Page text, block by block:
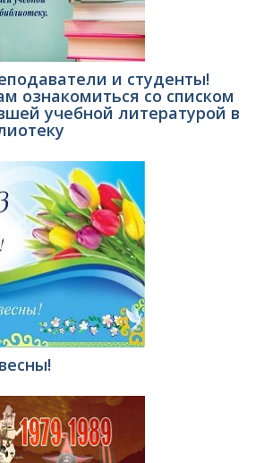
и студенты!
ознакомиться со списком
учебной литературой в